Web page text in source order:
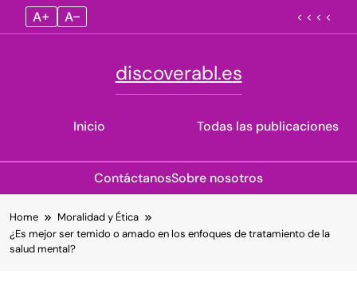
A+ A– < < < <
Inicio
discoverabl.es
Todas las publicaciones
ContáctanosSobre nosotros
to
content
Home
Moralidad y Ética
¿Es mejor ser temido o amado en los enfoques de tratamiento de la
salud mental?